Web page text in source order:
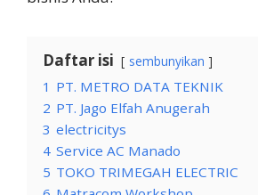
Daftar isi sembunyikan
1 PT. METRO DATA TEKNIK
2 PT. Jago Elfah Anugerah
3 electricitys
4 Service AC Manado
5 TOKO TRIMEGAH ELECTRIC